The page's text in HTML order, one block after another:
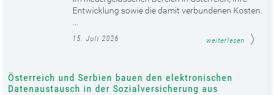
Entwicklung sowie die damit verbundenen Kosten.
15. Juli 2026 weiterlesen
Österreich und Serbien bauen den elektronischen
Datenaustausch in der Sozialversicherung aus